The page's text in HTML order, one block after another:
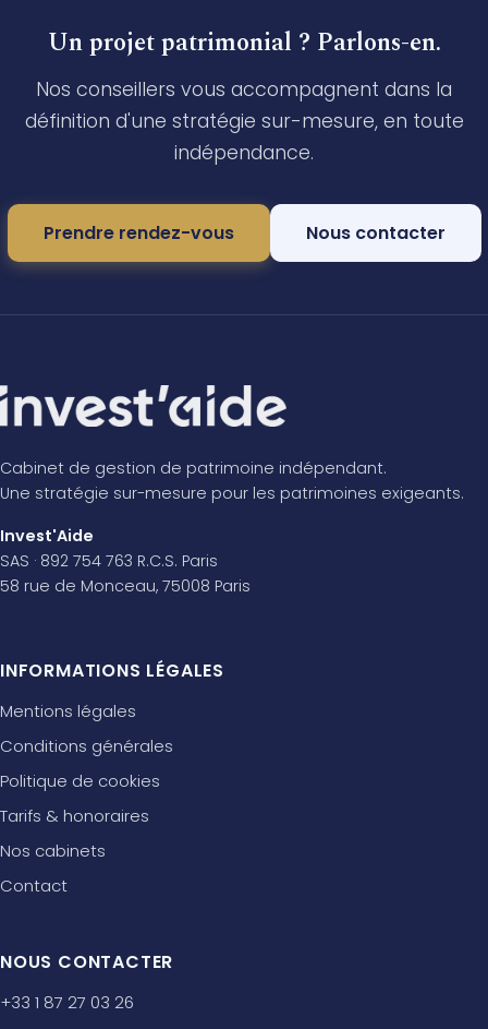
Un projet patrimonial ? Parlons-en.
Nos conseillers vous accompagnent dans la
définition d'une stratégie sur-mesure, en toute
indépendance.
Prendre rendez-vous Nous contacter
Cabinet de gestion de patrimoine indépendant.
Une stratégie sur-mesure pour les patrimoines exigeants.
Invest'Aide
SAS · 892 754 763 R.C.S. Paris
58 rue de Monceau, 75008 Paris
INFORMATIONS LÉGALES
Mentions légales
Conditions générales
Politique de cookies
Tarifs & honoraires
Nos cabinets
Contact
NOUS CONTACTER
+33 1 87 27 03 26